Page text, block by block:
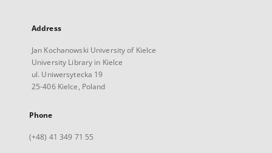
Address
Jan Kochanowski University of Kielce
University Library in Kielce
ul. Uniwersytecka 19
25-406 Kielce, Poland
Phone
(+48) 41 349 71 55